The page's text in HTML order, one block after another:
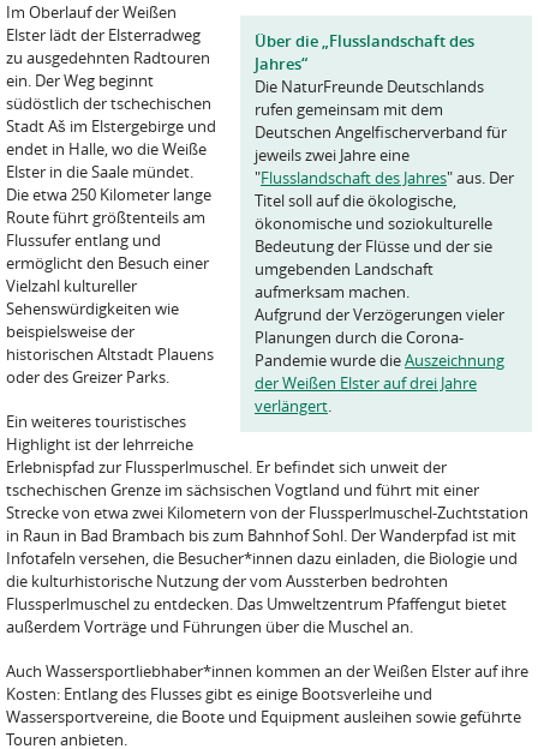
Über die „Flusslandschaft des
Jahres“
Die NaturFreunde Deutschlands
rufen gemeinsam mit dem
Deutschen Angelfischerverband für
jeweils zwei Jahre eine
"Flusslandschaft des Jahres" aus. Der
Titel soll auf die ökologische,
ökonomische und soziokulturelle
Bedeutung der Flüsse und der sie
umgebenden Landschaft
aufmerksam machen.
Aufgrund der Verzögerungen vieler
Planungen durch die Corona-
Pandemie wurde dieAuszeichnung
der Weißen Elster auf drei Jahre
verlängert.
Im Oberlauf der Weißen
Elster lädt der Elsterradweg
zu ausgedehnten Radtouren
ein. Der Weg beginnt
südöstlich der tschechischen
Stadt Aš im Elstergebirge und
endet in Halle, wo die Weiße
Elster in die Saale mündet.
Die etwa 250 Kilometer lange
Route führt größtenteils am
Flussufer entlang und
ermöglicht den Besuch einer
Vielzahl kultureller
Sehenswürdigkeiten wie
beispielsweise der
historischen Altstadt Plauens
oder des Greizer Parks.
Ein weiteres touristisches
Highlight ist der lehrreiche
Erlebnispfad zur Flussperlmuschel. Er befindet sich unweit der
tschechischen Grenze im sächsischen Vogtland und führt mit einer
Strecke von etwa zwei Kilometern von der Flussperlmuschel-Zuchtstation
in Raun in Bad Brambach bis zum Bahnhof Sohl. Der Wanderpfad ist mit
Infotafeln versehen, die Besucher*innen dazu einladen, die Biologie und
die kulturhistorische Nutzung der vom Aussterben bedrohten
Flussperlmuschel zu entdecken. Das Umweltzentrum Pfaffengut bietet
außerdem Vorträge und Führungen über die Muschel an.
Auch Wassersportliebhaber*innen kommen an der Weißen Elster auf ihre
Kosten: Entlang des Flusses gibt es einige Bootsverleihe und
Wassersportvereine, die Boote und Equipment ausleihen sowie geführte
Touren anbieten.